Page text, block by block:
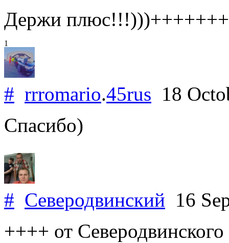
Держи
1
# rrromario.45rus 18
Спасибо)
# Северодвинский 16
++++ от Северодвинского